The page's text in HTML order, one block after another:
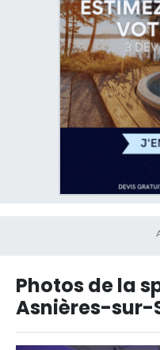
Photos de la
Asnières-sur-